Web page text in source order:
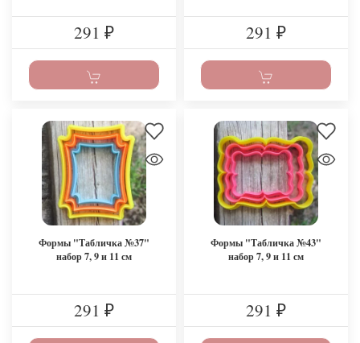
291 ₽ 291 ₽
Формы "Табличка №37"
набор 7, 9 и 11 см
291 ₽
Формы "Табличка №43"
набор 7, 9 и 11 см
291 ₽